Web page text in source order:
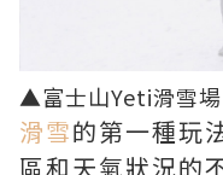
▲富士山Yeti滑雪
滑雪的第一種玩
區和天氣狀況的